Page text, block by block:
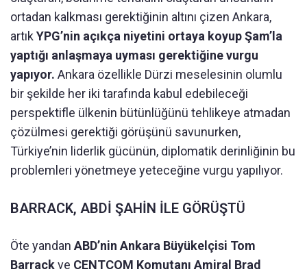
ortadan kalkması gerektiğinin altını çizen Ankara,
artık YPG’nin açıkça niyetini ortaya koyup Şam’la
yaptığı anlaşmaya uyması gerektiğine vurgu
yapıyor. Ankara özellikle Dürzi meselesinin olumlu
bir şekilde her iki tarafında kabul edebileceği
perspektifle ülkenin bütünlüğünü tehlikeye atmadan
çözülmesi gerektiği görüşünü savunurken,
Türkiye’nin liderlik gücünün, diplomatik derinliğinin bu
problemleri yönetmeye yeteceğine vurgu yapılıyor.
BARRACK, ABDİ ŞAHİN İLE GÖRÜŞTÜ
Öte yandan ABD’nin Ankara Büyükelçisi Tom
Barrackve CENTCOM Komutanı Amiral Brad